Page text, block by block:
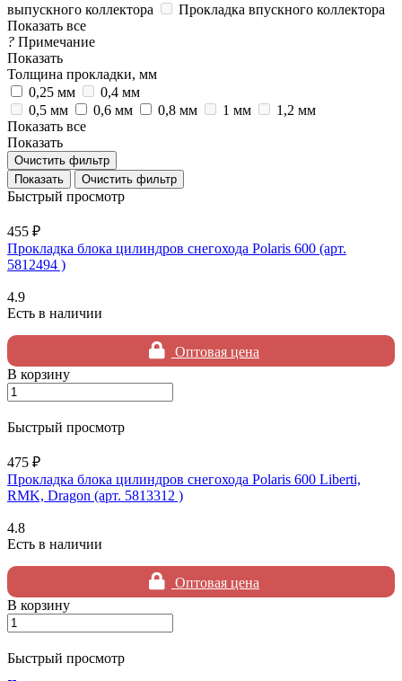
выпускного коллектора
Прокладка впускного коллектора
Показать все
? Примечание
Показать
Толщина прокладки, мм
0,25 мм
0,4 мм
0,5 мм
0,6 мм 0,8 мм 1 мм
1,2 мм
Показать все
Показать
Очистить фильтр
Очистить фильтр
Быстрый просмотр
455 ₽
Прокладка блока цилиндров снегохода Polaris 600 (арт.
5812494 )
4.9
Есть в наличии
Оптовая цена
В корзину
Быстрый просмотр
475 ₽
Прокладка блока цилиндров снегохода Polaris 600 Liberti,
RMK, Dragon (арт. 5813312 )
4.8
Есть в наличии
Оптовая цена
В корзину
Быстрый просмотр